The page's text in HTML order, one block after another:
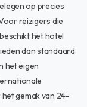
op precies
reizigers die
het hotel
dan standaard
het eigen
gemak van 24-